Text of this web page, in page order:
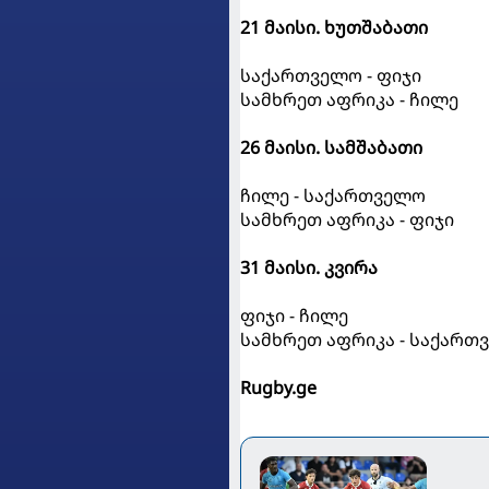
21 მაისი. ხუთშაბათი
საქართველო - ფიჯი
სამხრეთ აფრიკა - ჩილე
26 მაისი. სამშაბათი
ჩილე - საქართველო
სამხრეთ აფრიკა - ფიჯი
31 მაისი. კვირა
ფიჯი - ჩილე
სამხრეთ აფრიკა -
Rugby.ge